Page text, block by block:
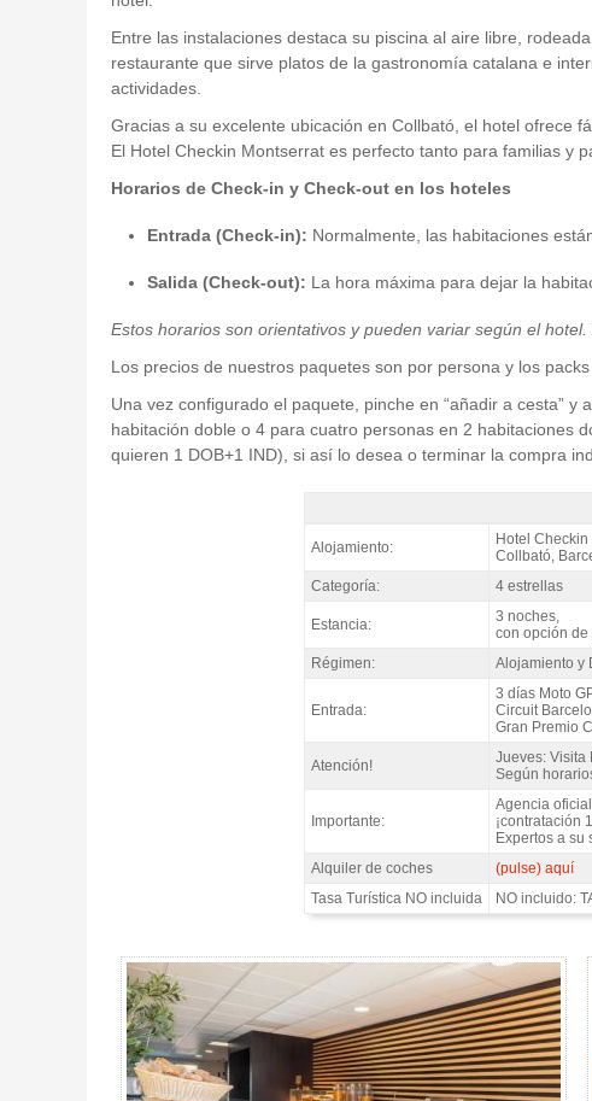
Entre las instalaciones destaca su piscina al aire libre,
restaurante que sirve platos de la gastronomía catalana e
actividades.
Gracias a su excelente ubicación en Collbató, el hotel ofrece
El Hotel Checkin Montserrat es perfecto tanto para familias y
Horarios de Check-in y Check-out en los hoteles
Entrada (Check-in): Normalmente, las habitaciones
Salida (Check-out): La hora máxima para dejar la
Estos horarios son orientativos y pueden variar según el
Los precios de nuestros paquetes son por persona y los
Una vez configurado el paquete, pinche en “añadir a cesta”
habitación doble o 4 para cuatro personas en 2 habitaciones
quieren 1 DOB+1 IND), si así lo desea o terminar la compra
Pack Barcelona MotoGP Catalunya,
Alojamiento:
Hotel Checkin
Collbató,
Categoría:
4 estrellas
Estancia:
3 noches,
con opción
Régimen:
Alojamiento y
Entrada:
3 días Moto
Circuit
Gran Premio
Atención!
Jueves: Visita
Según
Importante:
Agencia
¡contratación
Expertos a su
Alquiler de coches
(pulse) aquí
Tasa Turística NO incluida
NO incluido: